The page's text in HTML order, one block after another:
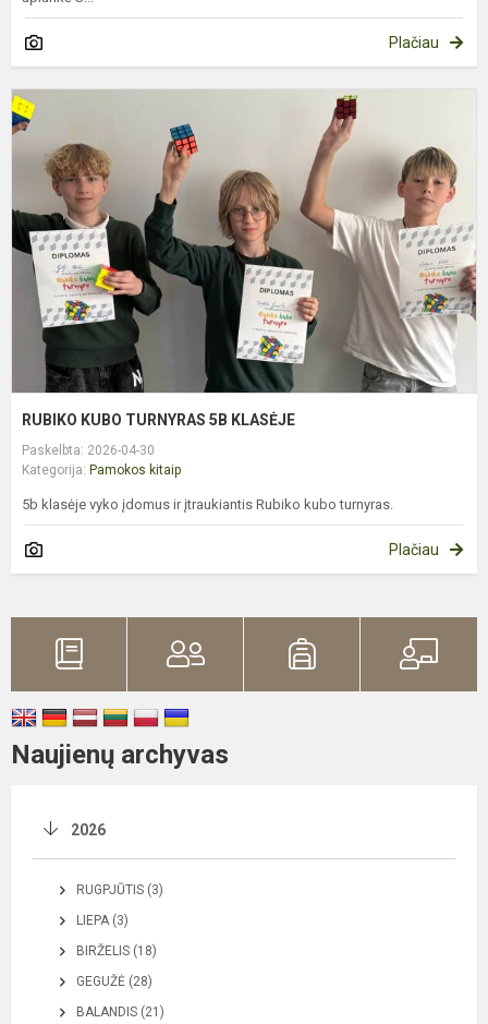
Plačiau
RUBIKO KUBO TURNYRAS 5B KLASĖJE
Paskelbta: 2026-04-30
Kategorija: Pamokos kitaip
5b klasėje vyko įdomus ir įtraukiantis Rubiko kubo turnyras.
Plačiau
Naujienų archyvas
2026
RUGPJŪTIS (3)
LIEPA (3)
BIRŽELIS (18)
GEGUŽĖ (28)
BALANDIS (21)